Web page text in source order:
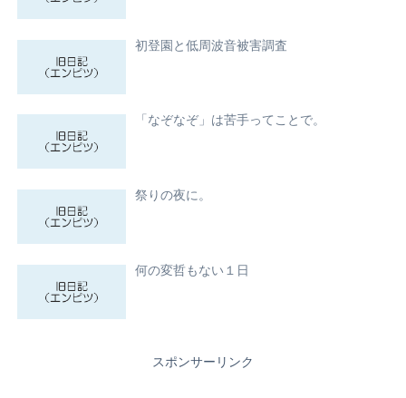
初登園と低周波音被害調査
「なぞなぞ」は苦手ってことで。
祭りの夜に。
何の変哲もない１日
スポンサーリンク